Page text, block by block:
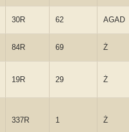
30R 62 AGAD
84R 69 Ż
19R 29 Ż
337R 1 Ż